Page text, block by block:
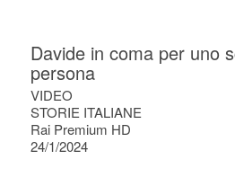
Davide in coma per uno
persona
VIDEO
STORIE ITALIANE
Rai Premium HD
24/1/2024